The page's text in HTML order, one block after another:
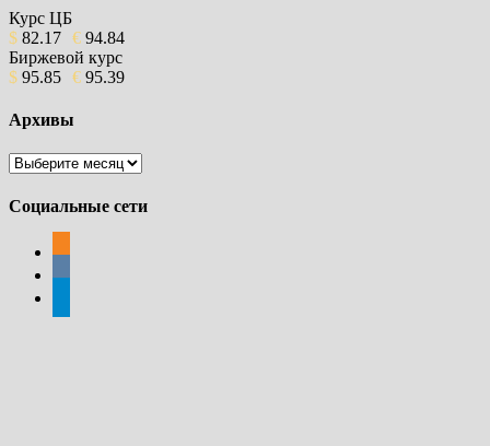
Курс ЦБ
$ 82.17 € 94.84
Биржевой курс
$ 95.85 € 95.39
Архивы
Архивы
Социальные сети